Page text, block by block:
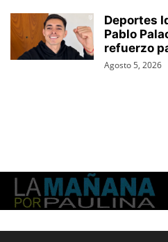
Deportes
Pablo
refuerzo
Agosto 5, 2026